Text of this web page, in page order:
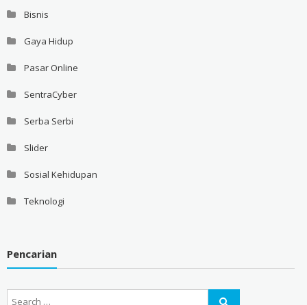
Bisnis
Gaya Hidup
Pasar Online
SentraCyber
Serba Serbi
Slider
Sosial Kehidupan
Teknologi
Pencarian